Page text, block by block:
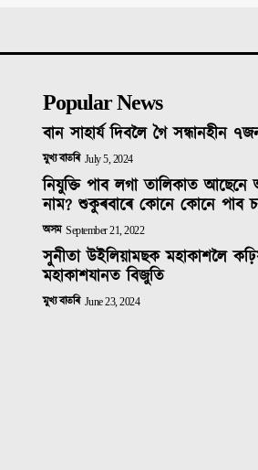
Popular News
বান সাহাৰ্য দিবলৈ গৈ সন্ধানহীন
মুখ্য বাতৰি July 5, 2024
নিযুক্তি পাব লগা তালিকাত
নাম? শুকুৰবাৰে কোনে কোনে পাব
অসম September 21, 2022
সুনীতা উইলিয়ামছক মহাকাশলৈ
মহাকাশযানত বিজুতি
মুখ্য বাতৰি June 23, 2024